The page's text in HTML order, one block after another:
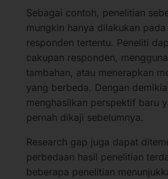
Sebagai contoh, penelitian
mungkin hanya dilakukan
responden tertentu. Peneliti
cakupan responden,
tambahan, atau menerapkan
yang berbeda. Dengan
menghasilkan perspektif baru
pernah dikaji sebelumnya.
Research gap juga dapat
perbedaan hasil penelitian
beberapa penelitian